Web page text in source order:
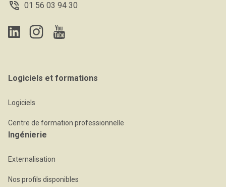
01 56 03 94 30
Logiciels et formations
Logiciels
Centre de formation professionnelle
Ingénierie
Externalisation
Nos profils disponibles